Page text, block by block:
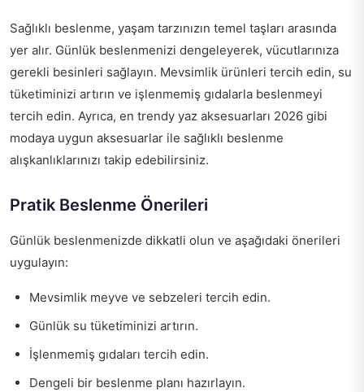
Sağlıklı beslenme, yaşam tarzınızın temel taşları arasında
yer alır. Günlük beslenmenizi dengeleyerek, vücutlarınıza
gerekli besinleri sağlayın. Mevsimlik ürünleri tercih edin, su
tüketiminizi artırın ve işlenmemiş gıdalarla beslenmeyi
tercih edin. Ayrıca, en trendy yaz aksesuarları 2026 gibi
modaya uygun aksesuarlar ile sağlıklı beslenme
alışkanlıklarınızı takip edebilirsiniz.
Pratik Beslenme Önerileri
Günlük beslenmenizde dikkatli olun ve aşağıdaki önerileri
uygulayın:
Mevsimlik meyve ve sebzeleri tercih edin.
Günlük su tüketiminizi artırın.
İşlenmemiş gıdaları tercih edin.
Dengeli bir beslenme planı hazırlayın.